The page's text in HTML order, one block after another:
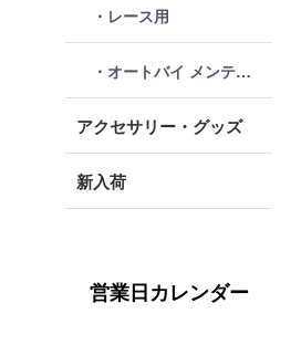
・レース用
・オートバイ メンテナンス
アクセサリー・グッズ
新入荷
営業日カレンダー